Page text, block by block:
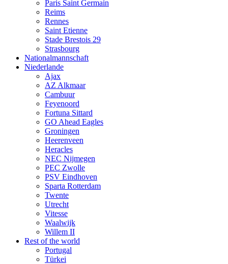
Paris Saint Germain
Reims
Rennes
Saint Etienne
Stade Brestois 29
Strasbourg
Nationalmannschaft
Niederlande
Ajax
AZ Alkmaar
Cambuur
Feyenoord
Fortuna Sittard
GO Ahead Eagles
Groningen
Heerenveen
Heracles
NEC Nijmegen
PEC Zwolle
PSV Eindhoven
Sparta Rotterdam
Twente
Utrecht
Vitesse
Waalwijk
Willem II
Rest of the world
Portugal
Türkei